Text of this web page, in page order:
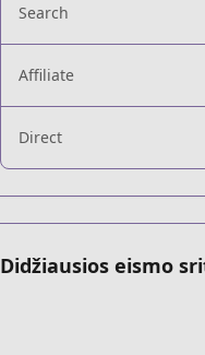
Search
Affiliate
Direct
Didžiausios eismo